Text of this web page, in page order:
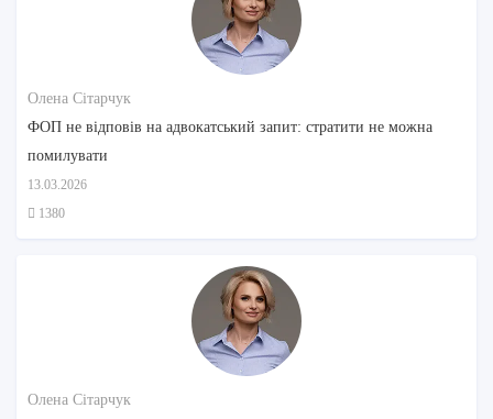
Олена Сітарчук
ФОП не відповів на адвокатський запит: стратити не можна
помилувати
13.03.2026
1380
Олена Сітарчук